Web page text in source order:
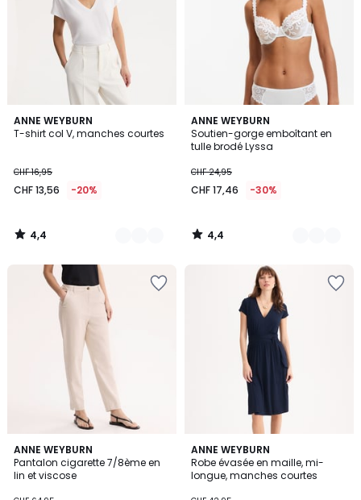
ANNE WEYBURN
T-shirt col V, manches courtes
13,56
au
de
CHF
réduction
appliquée.
CHF 16,95
CHF 13,56 -20%
4,4
/ 5
3
Couleurs
4,4
/
ANNE WEYBURN
Soutien-gorge emboîtant en
tulle brodé Lyssa
CHF 24,95
CHF 17,46 -30%
4,4
/ 5
5
Couleurs
4,4
/
ANNE WEYBURN
Pantalon cigarette 7/8ème en
lin et viscose
4
/
5
3
Couleurs
ANNE WEYBURN
Robe évasée en maille, mi-
longue, manches courtes
4,2
/ 5
2
Couleurs